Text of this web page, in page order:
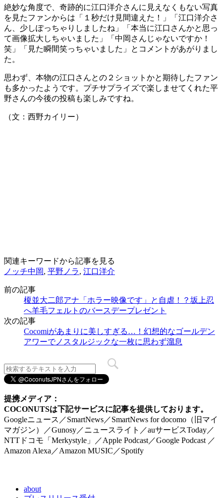
絶妙な角度で、奇跡的に江口洋介さんに見えなくもない写真
を見たファンからは「１秒だけ見間違えた！」「江口洋介さ
ん、少しぽっちゃりしましたね」「本当に江口さんかと思っ
て画像拡大しちゃいました」「中岡さんじゃないですか！
笑」「見た瞬間笑っちゃいました」とコメントがあがりまし
た。
思わず、本物の江口さんとの２ショットかと期待したファン
も多かったようです。プチサプライズで楽しませてくれた平
野さんの今後の投稿も楽しみですね。
（文：西野カイリー）
関連キーワードから記事を見る
ノッチ中岡, 平野ノラ, 江口洋介
前の記事
榎並大二郎アナ「ホラー映像です」と自虐！？坂上忍
へ羊毛フェルトのバースデープレゼント
次の記事
Cocomiがあまりに美しすぎる…！幻想的なゴールデン
アワーでノスタルジックな一枚に思わず溜息
提携メディア：
COCONUTSは下記サービスに記事を提供しております。
Googleニュース／SmartNews／SmartNews for docomo（旧マイ
マガジン）／Gunosy／ニュースライト／auサービスToday／
NTTドコモ「Merkystyle」／Apple Podcast／Google Podcast ／
Amazon Alexa／Amazon MUSIC／Spotify
about